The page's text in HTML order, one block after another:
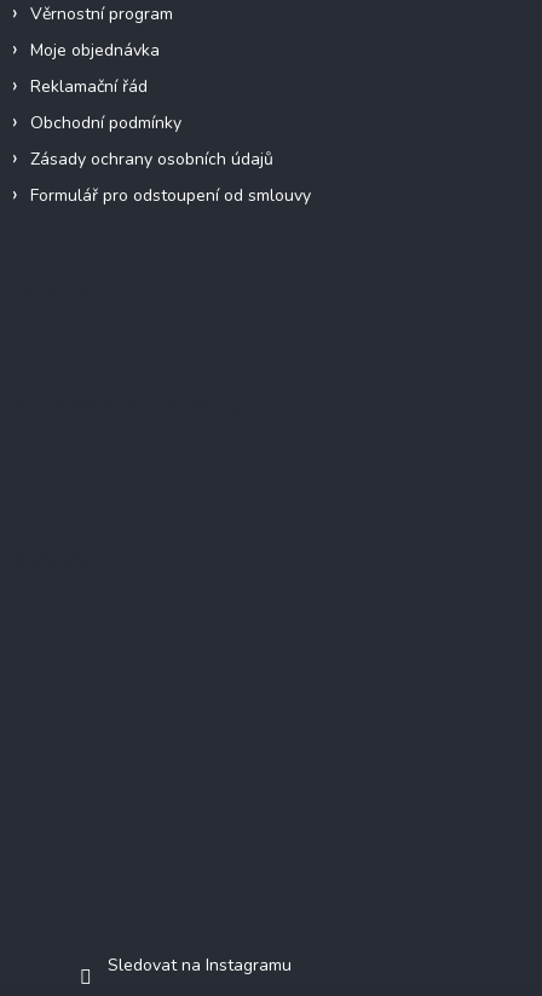
Věrnostní program
Moje objednávka
Reklamační řád
Obchodní podmínky
Zásady ochrany osobních údajů
Formulář pro odstoupení od smlouvy
Sledovat na Instagramu